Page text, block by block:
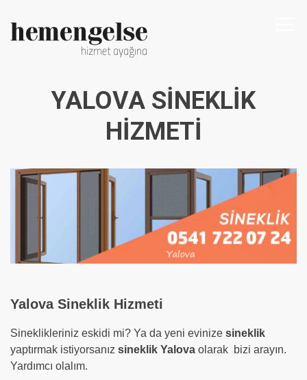
YALOVA SINEKLIK
HIZMETI
Yalova Sineklik Hizmeti
Sineklikleriniz eskidi mi? Ya da yeni evinize sineklik
yaptırmak istiyorsanız sineklik Yalova olarak bizi arayın.
Yardımcı olalım.